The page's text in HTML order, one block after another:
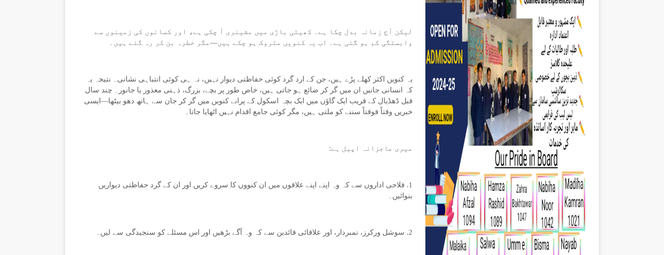
لیکن آج زمانہ بدل چکا ہے۔ کھیتی باڑی میں مشینری آ چکی ہے، اور کسانوں کی زمینوں سے
وابستگی کم ہو گئی ہے۔ اب یہ کنویں متروک ہو چکے ہیں—مگر خطرہ بن کر رہ گئے ہیں۔
یہ کنویں اکثر کھلے پڑے ہیں، جن کے ارد گرد کوئی حفاظتی دیوار نہیں، نہ ہی کوئی انتباہی نشانی۔ نتیجہ یہ
کہ انسانی جانیں ان میں گر کر ضائع ہو جاتی ہیں، خاص طور پر بچے، بزرگ، ذہنی معذور یا جانور۔ چند سال
قبل ڈھڈیال کے قریب ایک گاؤں میں ایک بچہ اسکول کے پرانے کنویں میں گر کر جان سے ہاتھ دھو بیٹھا—ایسی
خبریں وقتاً فوقتاً سننے کو ملتی ہیں، مگر کوئی جامع اقدام نہیں اٹھایا جاتا۔
میری عاجزانہ اپیل ہے:
1. فلاحی اداروں سے کہ وہ اپنے اپنے علاقوں میں ان کنووں کا سروے کریں اور ان کے گرد حفاظتی دیواریں
بنوائیں۔
2. سوشل ورکرز، نمبردار، اور علاقائی قائدین سے کہ وہ آگے بڑھیں اور اس مسئلے کو سنجیدگی سے لیں۔